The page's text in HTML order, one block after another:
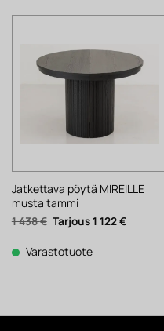
Jatkettava pöytä MIREILLE
musta tammi
1 438€ Alkuperäinen
hinta
1
438 €.
1 122€Nykyinen
Varastotuote